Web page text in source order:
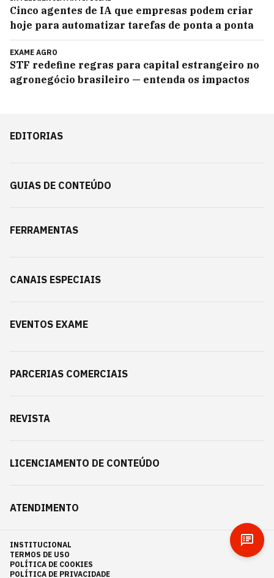
Cinco agentes de IA que empresas podem criar
hoje para automatizar tarefas de ponta a ponta
EXAME AGRO
STF redefine regras para capital estrangeiro no
agronegócio brasileiro — entenda os impactos
EDITORIAS
GUIAS DE CONTEÚDO
FERRAMENTAS
CANAIS ESPECIAIS
EVENTOS EXAME
PARCERIAS COMERCIAIS
REVISTA
LICENCIAMENTO DE CONTEÚDO
ATENDIMENTO
INSTITUCIONAL
TERMOS DE USO
POLÍTICA DE COOKIES
POLÍTICA DE PRIVACIDADE